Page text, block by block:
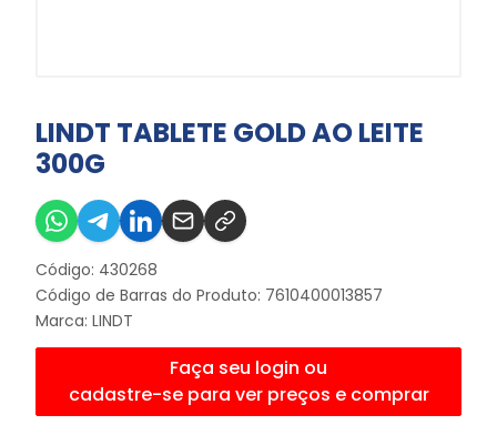
LINDT TABLETE GOLD AO LEITE
300G
Código: 430268
Código de Barras do Produto: 7610400013857
Marca: LINDT
Faça seu login ou
cadastre-se para ver preços e comprar